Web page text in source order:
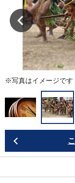
※写真はイメージです